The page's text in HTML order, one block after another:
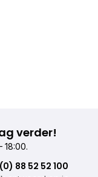
verder!
18:00.
88 52 52 100